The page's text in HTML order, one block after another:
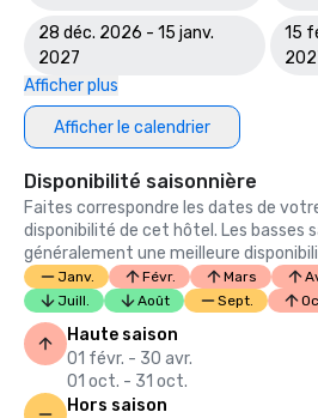
28 déc. 2026 - 15 janv.
2027
15
Afficher plus
Afficher le calendrier
Disponibilité saisonnière
Faites correspondre les dates de
disponibilité de cet hôtel. Les basses
généralement une meilleure
Janv. Févr. Mars
Juill.
Août Sept.
Haute saison
01 févr. - 30 avr.
01 oct. - 31 oct.
Hors saison